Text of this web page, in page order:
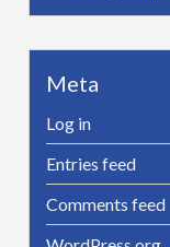
Meta
Log in
Entries feed
Comments feed